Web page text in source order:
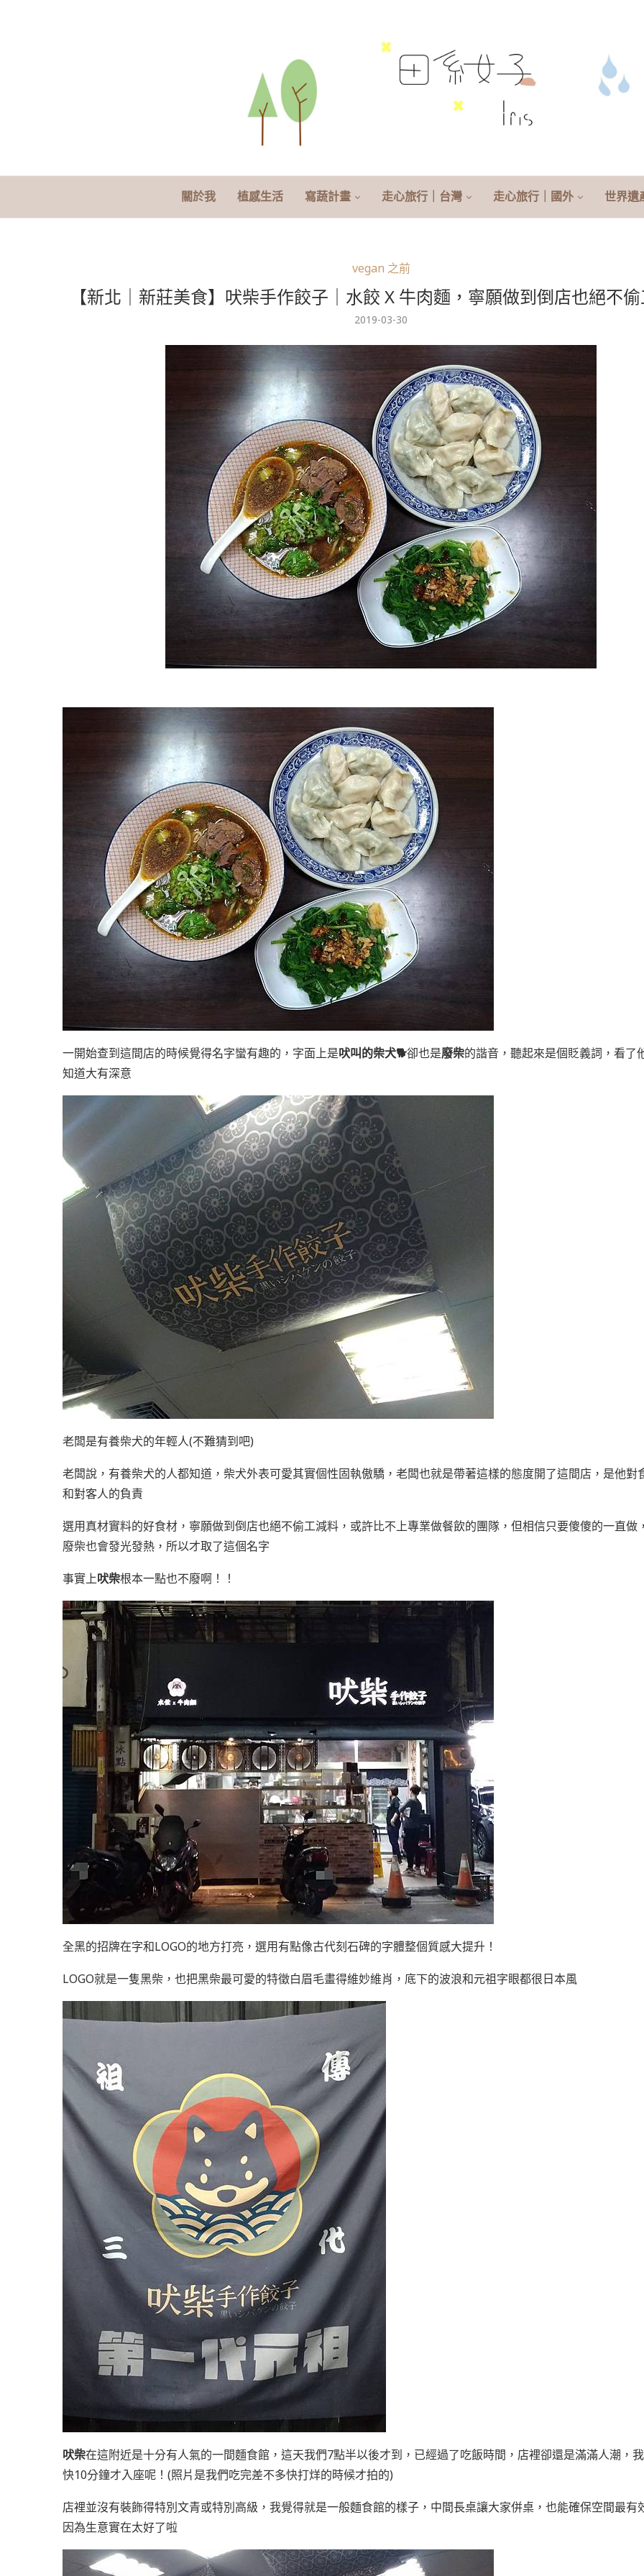
關於我 植感生活 寫蔬計畫 走心旅行｜台灣 走心旅行｜國外 世界遺
vegan 之前
【新北｜新莊美食】吠柴手作餃子｜水餃 X 牛肉麵，寧願做到倒店也絕不
2019-03-30
一開始查到這間店的時候覺得名字蠻有趣的，字面上是吠叫的柴犬🐕卻也是廢柴的諧音，聽起來是個貶義詞，看了
知道大有深意
老闆是有養柴犬的年輕人(不難猜到吧)
老闆說，有養柴犬的人都知道，柴犬外表可愛其實個性固執傲驕，老闆也就是帶著這樣的態度開了這間店，是他對
和對客人的負責
選用真材實料的好食材，寧願做到倒店也絕不偷工減料，或許比不上專業做餐飲的團隊，但相信只要傻傻的一直做
廢柴也會發光發熱，所以才取了這個名字
事實上吠柴根本一點也不廢啊！！
全黑的招牌在字和LOGO的地方打亮，選用有點像古代刻石碑的字體整個質感大提升！
LOGO就是一隻黑柴，也把黑柴最可愛的特徵白眉毛畫得維妙維肖，底下的波浪和元祖字眼都很日本風
吠柴在這附近是十分有人氣的一間麵食館，這天我們7點半以後才到，已經過了吃飯時間，店裡卻還是滿滿人潮，
快10分鐘才入座呢！(照片是我們吃完差不多快打烊的時候才拍的)
店裡並沒有裝飾得特別文青或特別高級，我覺得就是一般麵食館的樣子，中間長桌讓大家併桌，也能確保空間最有
因為生意實在太好了啦